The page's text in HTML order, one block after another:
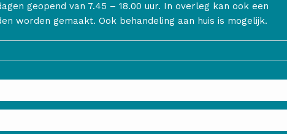
geopend van 7.45 – 18.00 uur. In overleg kan ook een
worden gemaakt. Ook behandeling aan huis is mogelijk.